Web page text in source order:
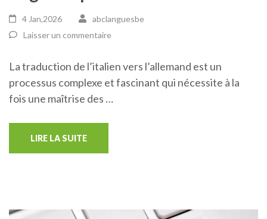
4 Jan,2026
abclanguesbe
Laisser un commentaire
La traduction de l’italien vers l’allemand est un
processus complexe et fascinant qui nécessite à la
fois une maîtrise des …
LIRE LA SUITE